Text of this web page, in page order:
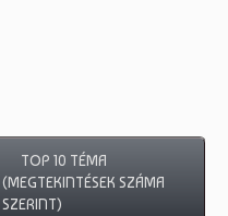
TOP 10 TÉMA
(MEGTEKINTÉSEK SZÁMA
SZERINT)